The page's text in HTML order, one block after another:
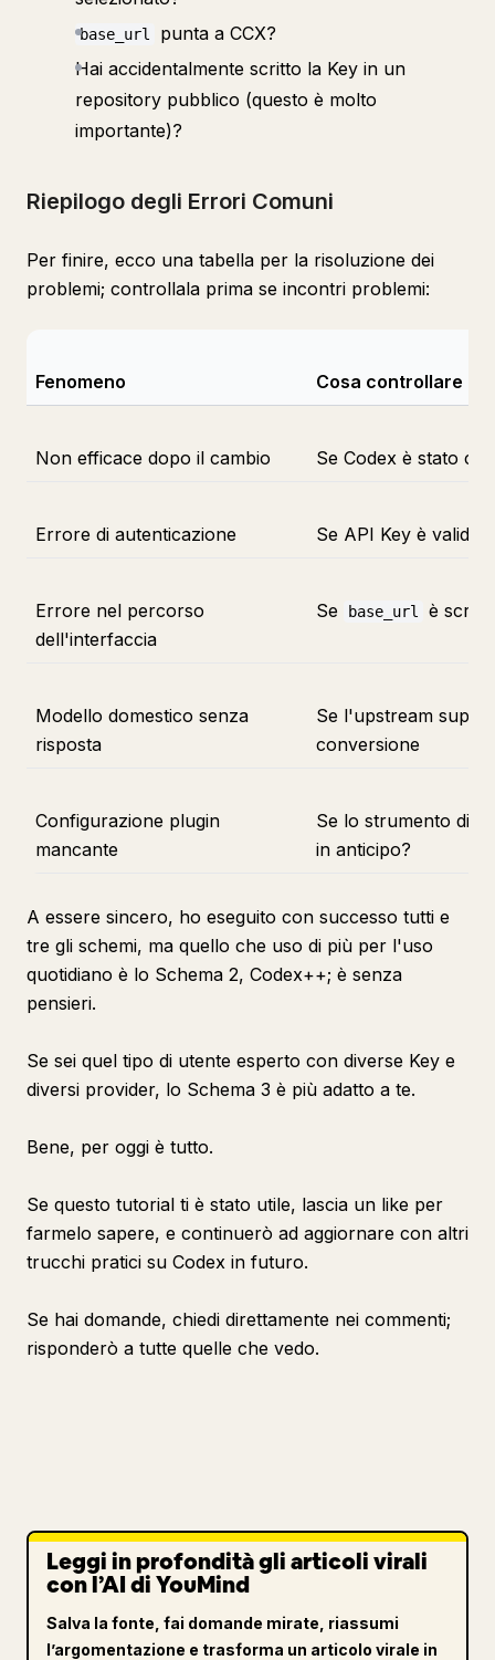
base_url
punta a CCX?
Hai accidentalmente scritto la Key in un
repository pubblico (questo è molto
importante)?
Riepilogo degli Errori Comuni
Per finire, ecco una tabella per la risoluzione dei
problemi; controllala prima se incontri problemi:
Fenomeno Cosa controllare
Non efficace dopo il cambio Se Codex è stato
Errore di autenticazione Se API Key è
Errore nel percorso
dell'interfaccia
Se base_url è
Modello domestico senza
risposta
Se l'upstream
conversione
Configurazione plugin
mancante
Se lo strumento di
in anticipo?
A essere sincero, ho eseguito con successo tutti e
tre gli schemi, ma quello che uso di più per l'uso
quotidiano è lo Schema 2, Codex++; è senza
pensieri.
Se sei quel tipo di utente esperto con diverse Key e
diversi provider, lo Schema 3 è più adatto a te.
Bene, per oggi è tutto.
Se questo tutorial ti è stato utile, lascia un like per
farmelo sapere, e continuerò ad aggiornare con altri
trucchi pratici su Codex in futuro.
Se hai domande, chiedi direttamente nei commenti;
risponderò a tutte quelle che vedo.
Leggi in profondità gli articoli virali
con l’AI di YouMind
Salva la fonte, fai domande mirate, riassumi
l’argomentazione e trasforma un articolo virale in